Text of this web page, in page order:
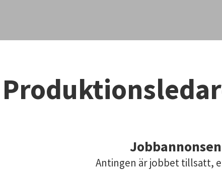
Antingen är jobbet tillsatt,